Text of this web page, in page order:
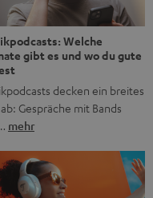
Ton fand Als die […]
Welche
gibt es und wo du gute
decken ein breites
Gespräche mit Bands
mehr